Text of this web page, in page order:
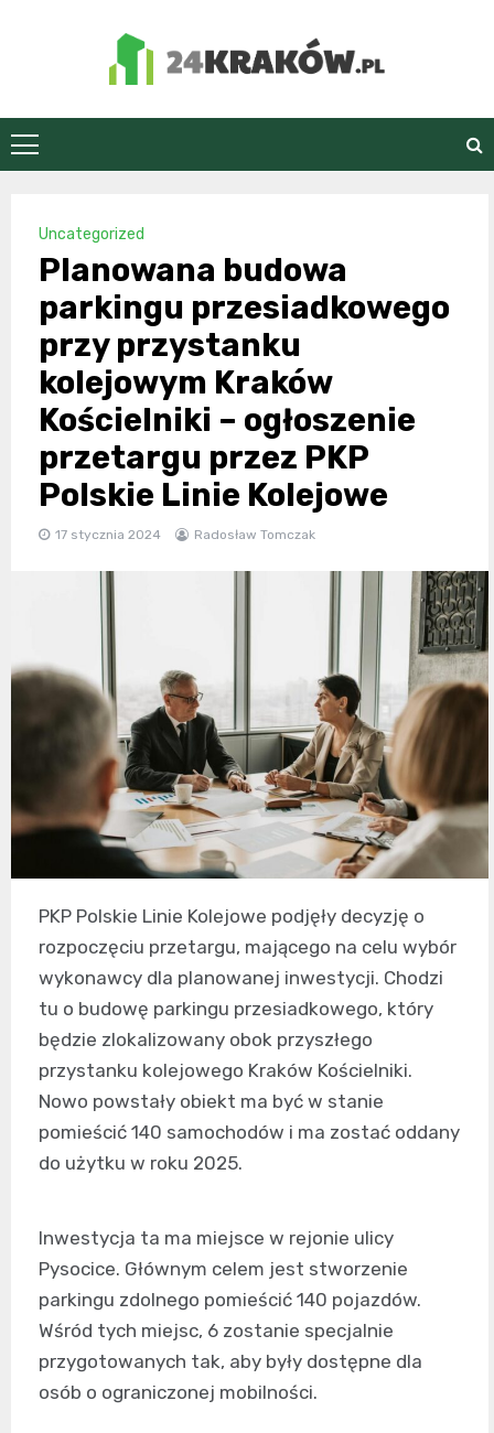
24Kraków.pl
Uncategorized
Planowana budowa
parkingu przesiadkowego
przy przystanku
kolejowym Kraków
Kościelniki – ogłoszenie
przetargu przez PKP
Polskie Linie Kolejowe
17 stycznia 2024 Radosław Tomczak
PKP Polskie Linie Kolejowe podjęły decyzję o
rozpoczęciu przetargu, mającego na celu wybór
wykonawcy dla planowanej inwestycji. Chodzi
tu o budowę parkingu przesiadkowego, który
będzie zlokalizowany obok przyszłego
przystanku kolejowego Kraków Kościelniki.
Nowo powstały obiekt ma być w stanie
pomieścić 140 samochodów i ma zostać oddany
do użytku w roku 2025.
Inwestycja ta ma miejsce w rejonie ulicy
Pysocice. Głównym celem jest stworzenie
parkingu zdolnego pomieścić 140 pojazdów.
Wśród tych miejsc, 6 zostanie specjalnie
przygotowanych tak, aby były dostępne dla
osób o ograniczonej mobilności.